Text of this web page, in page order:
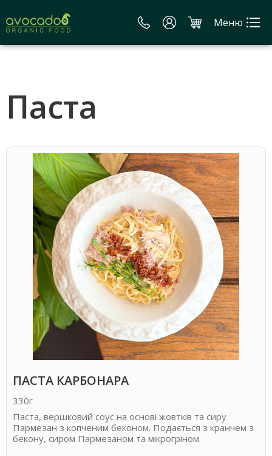
Меню
Паста
ПАСТА КАРБОНАРА
330г
Паста, вершковий соус на основі жовтків та сиру
Пармезан з копченим беконом. Подається з кранчем з
бекону, сиром Пармезаном та мікрогріном.